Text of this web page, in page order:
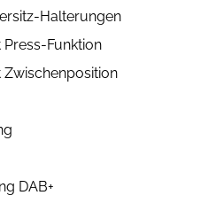
Halterungen
Funktion
DAB+